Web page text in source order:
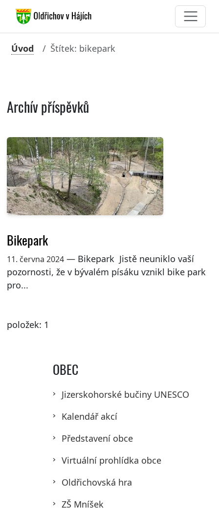
Úvod Štítek: bikepark
Archív příspěvků
Bikepark
11. června 2024— Bikepark Jistě neuniklo vaší
pozornosti, že v bývalém písáku vznikl bike park
pro...
položek: 1
OBEC
Jizerskohorské bučiny UNESCO
Kalendář akcí
Představení obce
Virtuální prohlídka obce
Oldřichovská hra
ZŠ Mníšek